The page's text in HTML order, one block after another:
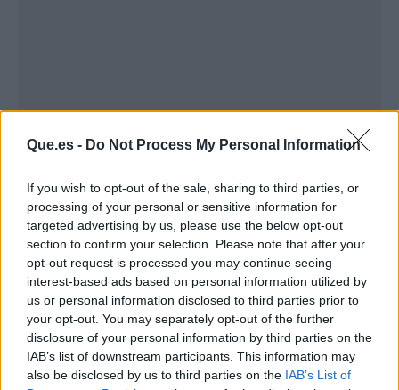
Que.es - Do Not Process My Personal Information
If you wish to opt-out of the sale, sharing to third parties, or
processing of your personal or sensitive information for
targeted advertising by us, please use the below opt-out
section to confirm your selection. Please note that after your
opt-out request is processed you may continue seeing
interest-based ads based on personal information utilized by
us or personal information disclosed to third parties prior to
your opt-out. You may separately opt-out of the further
disclosure of your personal information by third parties on the
IAB’s list of downstream participants. This information may
also be disclosed by us to third parties on the IAB’s List of
Publicidad